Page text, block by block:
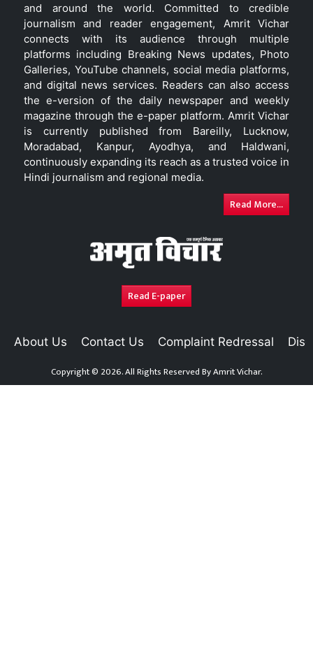
and around the world. Committed to credible
journalism and reader engagement, Amrit Vichar
connects with its audience through multiple
platforms including Breaking News updates, Photo
Galleries, YouTube channels, social media platforms,
and digital news services. Readers can also access
the e-version of the daily newspaper and weekly
magazine through the e-paper platform. Amrit Vichar
is currently published from Bareilly, Lucknow,
Moradabad, Kanpur, Ayodhya, and Haldwani,
continuously expanding its reach as a trusted voice in
Hindi journalism and regional media.
Read More...
Read E-paper
About Us Contact Us Complaint Redressal
Copyright © 2026. All Rights Reserved ByAmrit Vichar.